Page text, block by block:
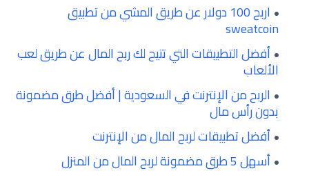
اربح 100 دولار عن طريق المشي من تطبيق
sweatcoin
أفضل التطبيقات التي تتيح لك ربح المال عن طريق لعب
الألعاب
الربح من الإنترنت في السعودية | أفضل طرق مضمونة
بدون رأس مال
أفضل تطبيقات لربح المال من الإنترنت
أسهل 5 طرق مضمونة لربح المال من المنزل